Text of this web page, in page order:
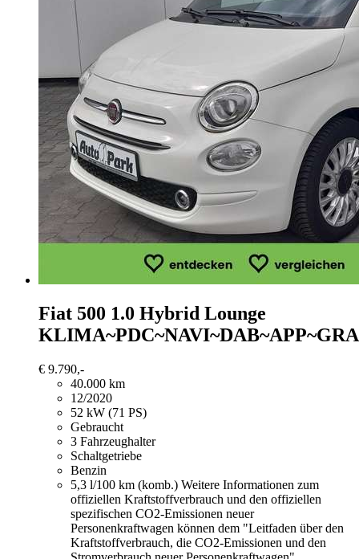
Fiat 500 1.0 Hybrid Lounge
KLIMA~PDC~NAVI~DAB~APP~GRA
€ 9.790,-
40.000 km
12/2020
52 kW (71 PS)
Gebraucht
3 Fahrzeughalter
Schaltgetriebe
Benzin
5,3 l/100 km (komb.) Weitere Informationen zum
offiziellen Kraftstoffverbrauch und den offiziellen
spezifischen CO2-Emissionen neuer
Personenkraftwagen können dem "Leitfaden über den
Kraftstoffverbrauch, die CO2-Emissionen und den